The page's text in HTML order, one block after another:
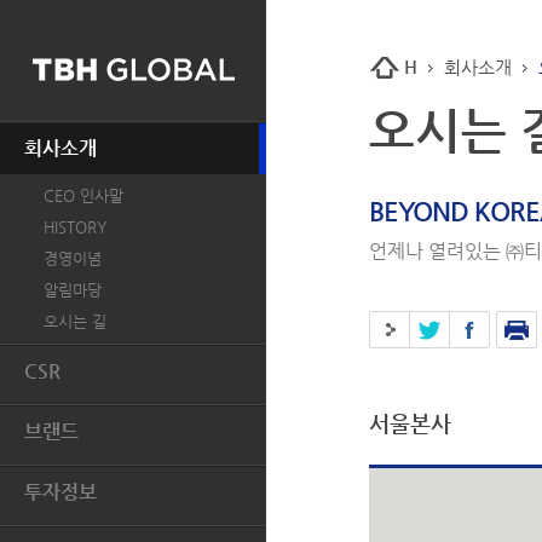
회사소개
CEO 인사말
HISTORY
경영이념
알림마당
오시는 길
CSR
개요
환경
브랜드
BASIC HOUSE
투자정보
H 회사소개
오시는
BEYOND
언제나 열려있는 ㈜
서울본사